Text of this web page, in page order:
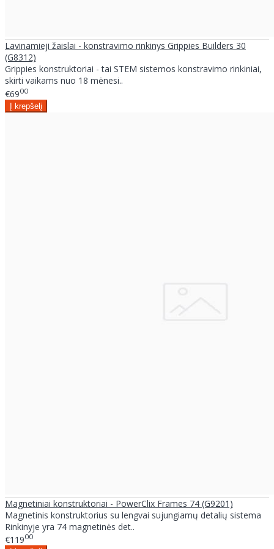
Lavinamieji žaislai - konstravimo rinkinys Grippies Builders 30
(G8312)
Grippies konstruktoriai - tai STEM sistemos konstravimo rinkiniai,
skirti vaikams nuo 18 mėnesi..
€6900
Magnetiniai konstruktoriai - PowerClix Frames 74 (G9201)
Magnetinis konstruktorius su lengvai sujungiamų detalių sistema
Rinkinyje yra 74 magnetinės det..
€11900